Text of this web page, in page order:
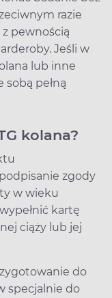
razie
pewnością
Jeśli w
lub inne
sobą pełną
kolana?
zgody
w wieku
kartę
ciąży lub jej
do
specjalnie do